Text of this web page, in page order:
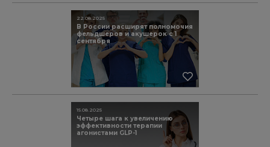
В России расширят полномочия
фельдшеров и акушерок с 1
сентября
22.08.2025
Четыре шага к увеличению
эффективности терапии
агонистами GLP-1
15.08.2025